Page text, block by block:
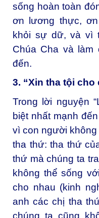
sống hoàn toàn
ơn lương thực,
khỏi sự dữ, và vì
Chúa Cha và làm
đến.
3. “Xin tha tội
Trong lời nguyện
biệt nhất mạnh
vì con người
tha thứ: tha thứ
thứ mà chúng ta
không thể sống
cho nhau (kinh
anh các chị tha
chúng ta cũng